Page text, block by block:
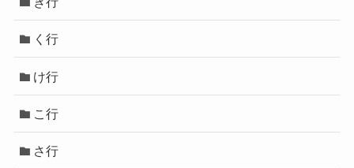
く行
け行
こ行
さ行